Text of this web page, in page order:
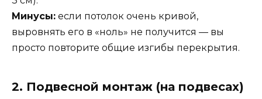
Минусы: если потолок очень кривой,
выровнять его в «ноль» не получится — вы
просто повторите общие изгибы перекрытия.
2. Подвесной монтаж (на подвесах)